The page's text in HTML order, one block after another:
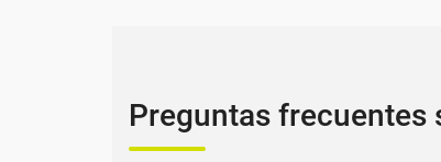
Preguntas frecuentes